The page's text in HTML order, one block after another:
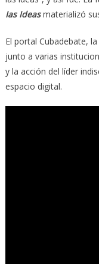
Ias Ideasmaterializó
El portal Cubadebate,
junto a varias
y la acción del líder
espacio digital.